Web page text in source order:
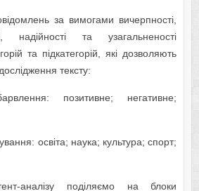
за вимогами вичерпності,
надійності та узагальненості
та підкатегорій, які дозволяють
тексту:
позитивне; негативне;
освіта; наука; культура; спорт;
аналізу поділяємо на блоки